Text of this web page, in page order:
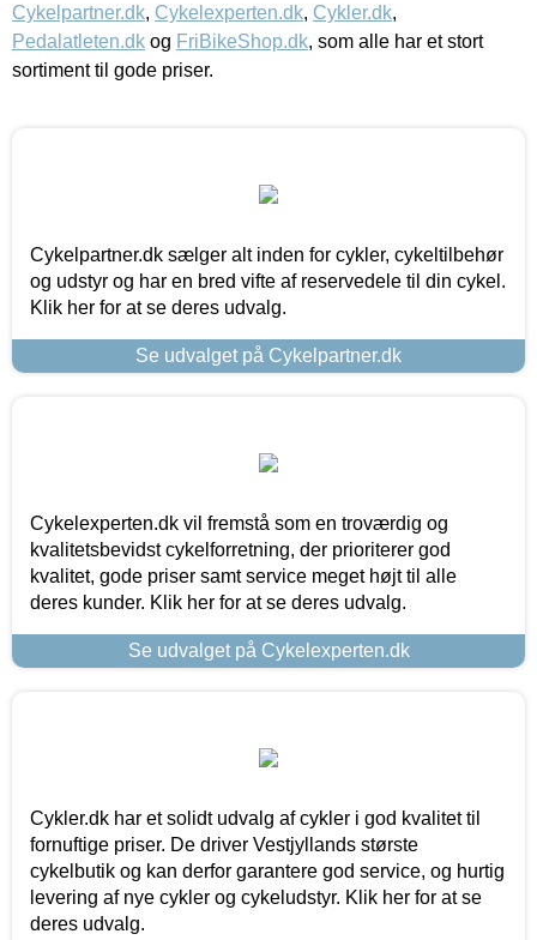
Cykelpartner.dk, Cykelexperten.dk, Cykler.dk,
Pedalatleten.dk og FriBikeShop.dk, som alle har et stort
sortiment til gode priser.
Cykelpartner.dk sælger alt inden for cykler, cykeltilbehør
og udstyr og har en bred vifte af reservedele til din cykel.
Klik her for at se deres udvalg.
Se udvalget på Cykelpartner.dk
Cykelexperten.dk vil fremstå som en troværdig og
kvalitetsbevidst cykelforretning, der prioriterer god
kvalitet, gode priser samt service meget højt til alle
deres kunder. Klik her for at se deres udvalg.
Se udvalget på Cykelexperten.dk
Cykler.dk har et solidt udvalg af cykler i god kvalitet til
fornuftige priser. De driver Vestjyllands største
cykelbutik og kan derfor garantere god service, og hurtig
levering af nye cykler og cykeludstyr. Klik her for at se
deres udvalg.